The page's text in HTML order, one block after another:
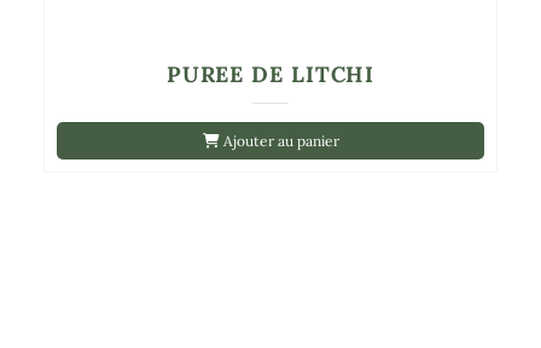
Ajouter au panier
PUREE DE LITCHI